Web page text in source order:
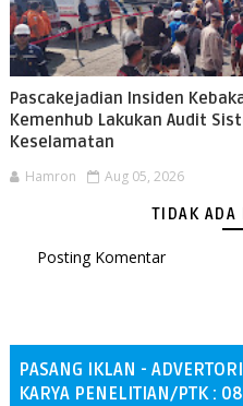
Pascakejadian Insiden
Kemenhub Lakukan Audit
Keselamatan
Hamron Aug 05, 2026
TIDAK ADA
Posting Komentar
PASANG IKLAN -
KARYA PENELITIAN/PTK :